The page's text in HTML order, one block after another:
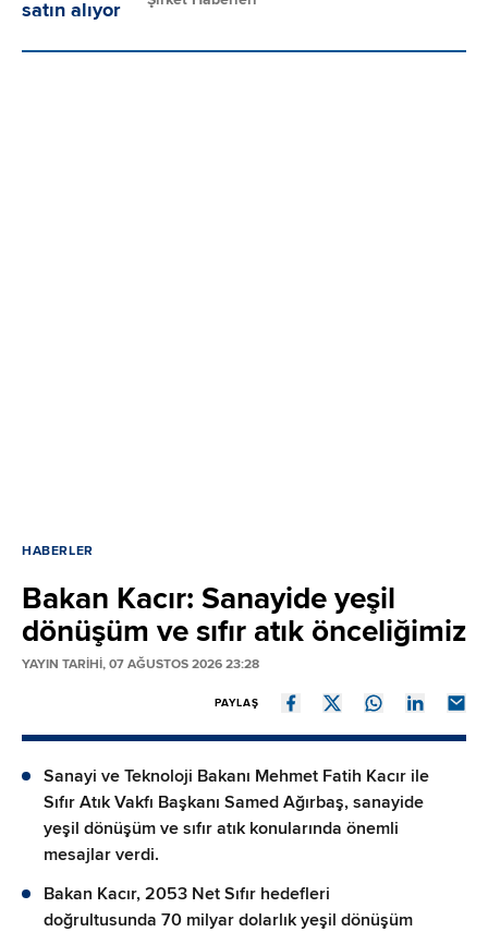
HABERLER
Bakan Kacır: Sanayide yeşil
dönüşüm ve sıfır atık önceliğimiz
YAYIN TARİHİ, 07 AĞUSTOS 2026 23:28
PAYLAŞ
Sanayi ve Teknoloji Bakanı Mehmet Fatih Kacır ile
Sıfır Atık Vakfı Başkanı Samed Ağırbaş, sanayide
yeşil dönüşüm ve sıfır atık konularında önemli
mesajlar verdi.
Bakan Kacır, 2053 Net Sıfır hedefleri
doğrultusunda 70 milyar dolarlık yeşil dönüşüm